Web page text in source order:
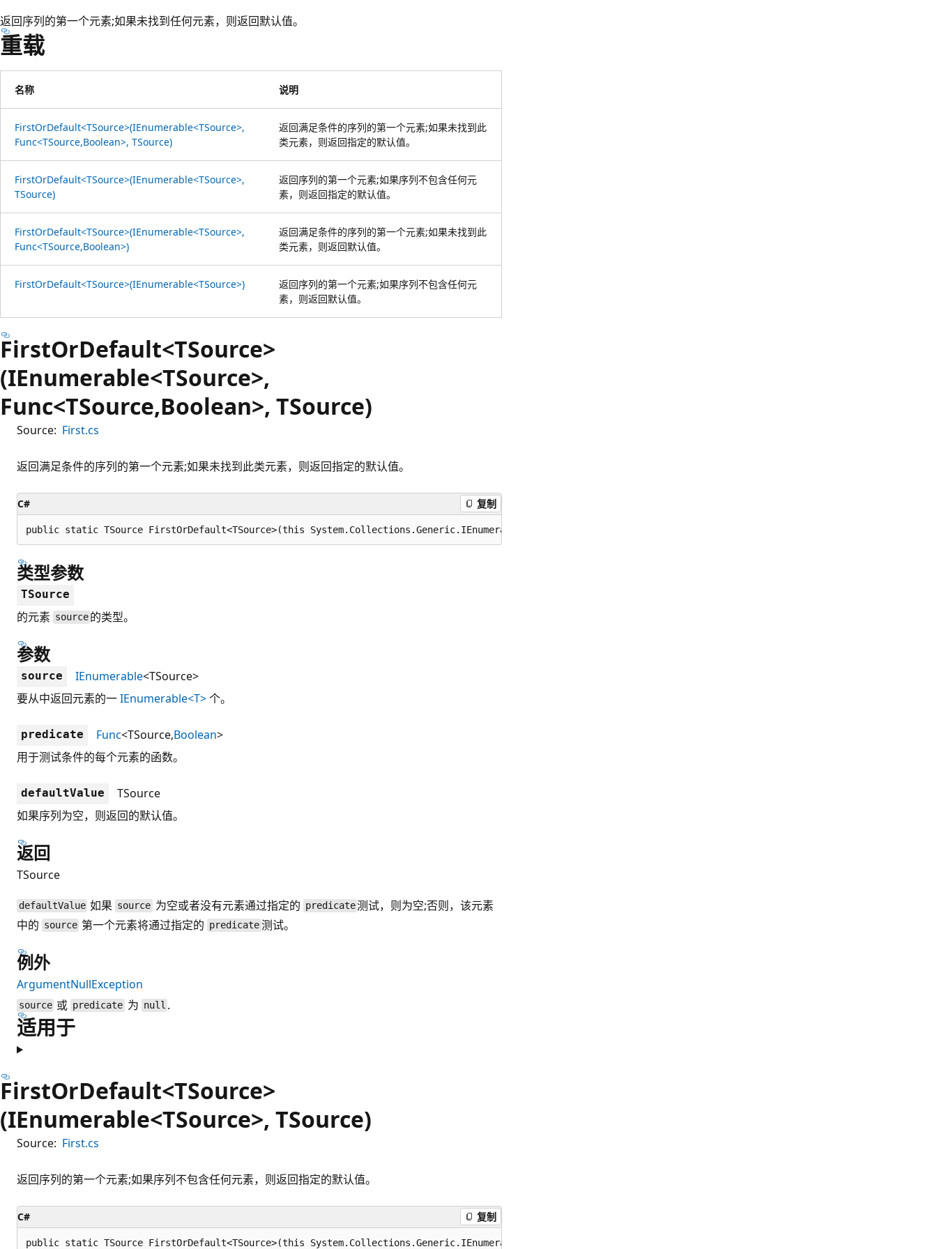
返回序列的第一个元素;如果未找到任何元素，则返回默认值。
重载
名称 说明
FirstOrDefault<TSource>(IEnumerable<TSource>,
Func<TSource,Boolean>, TSource)
返回满足条件的序列的第一个元素;如果未找到此
类元素，则返回指定的默认值。
FirstOrDefault<TSource>(IEnumerable<TSource>,
TSource)
返回序列的第一个元素;如果序列不包含任何元
素，则返回指定的默认值。
FirstOrDefault<TSource>(IEnumerable<TSource>,
Func<TSource,Boolean>)
返回满足条件的序列的第一个元素;如果未找到此
类元素，则返回默认值。
FirstOrDefault<TSource>(IEnumerable<TSource>)
返回序列的第一个元素;如果序列不包含任何元
素，则返回默认值。
FirstOrDefault<TSource>
(IEnumerable<TSource>,
Func<TSource,Boolean>, TSource)
Source: First.cs
返回满足条件的序列的第一个元素;如果未找到此类元素，则返回指定的默认值。
C# 复制
public static TSource FirstOrDefault<TSource>(this System.Collections.Generic.IEnumerable<TSource> source, Func<TSource,bool> predicate, TSource defaultValue);
类型参数
TSource
的元素 source 的类型。
参数
source IEnumerable<TSource>
要从中返回元素的一IEnumerable<T>个。
predicate Func<TSource,Boolean>
用于测试条件的每个元素的函数。
defaultValue
TSource
如果序列为空，则返回的默认值。
返回
TSource
defaultValue 如果 source 为空或者没有元素通过指定的 predicate测试，则为空;否则，该元素
中的 source 第一个元素将通过指定的 predicate测试。
例外
ArgumentNullException
source 或 predicate 为 null .
适用于
FirstOrDefault<TSource>
(IEnumerable<TSource>, TSource)
Source: First.cs
返回序列的第一个元素;如果序列不包含任何元素，则返回指定的默认值。
C# 复制
public static TSource FirstOrDefault<TSource>(this System.Collections.Generic.IEnumerable<TSource> source, TSource defaultValue);